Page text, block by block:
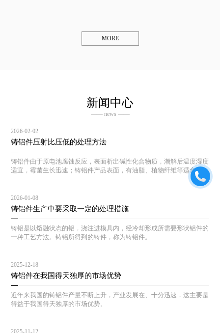
MORE
新闻中心
—— news ——
2026-02-02
铸铝件压射比压低的处理方法
铸铝件由于原电池腐蚀反应，表面析出碱性化合物质，潮解后温度湿度
适宜，霉菌生长迅速；铸铝件产品表面，有油脂、植物纤维等适合霉菌
2026-01-08
铸铝件生产中要采取一定的处理措施
铸铝是以熔融状态的铝，浇注进模具内，经冷却形成所需要形状铝件的
一种工艺方法。铸铝所得到的铸件，称为铸铝件。
2025-12-18
铸铝件在我国得天独厚的市场优势
近年来我国的铸铝件产量不断上升，产业发展在、十分迅速，这主要是
得益于我国得天独厚的市场优势。